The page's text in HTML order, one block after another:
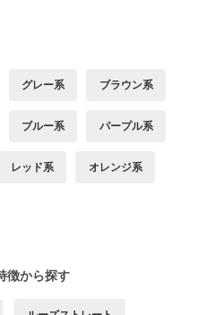
グレー系 ブラウン系
ブルー系 パープル系
レッド系 オレンジ系
徴から探す